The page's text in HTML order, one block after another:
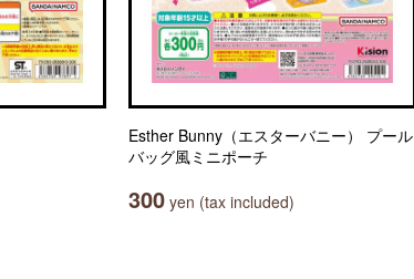
Esther Bunny（エスターバニー） プール
バッグ風ミニポーチ
300 yen (tax included)